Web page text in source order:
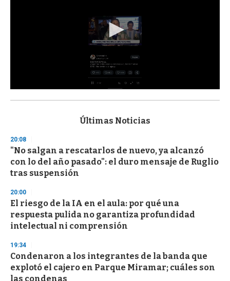
s
d
s
o
f
3
s
e
c
o
n
s
Últimas Noticias
20:08
"No salgan a rescatarlos de nuevo, ya alcanzó
con lo del año pasado": el duro mensaje de Ruglio
tras suspensión
20:00
El riesgo de la IA en el aula: por qué una
respuesta pulida no garantiza profundidad
intelectual ni comprensión
19:34
Condenaron a los integrantes de la banda que
explotó el cajero en Parque Miramar; cuáles son
las condenas